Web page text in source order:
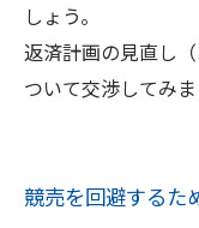
しょう。
返済計画の見直し
ついて交渉してみま
競売を回避する